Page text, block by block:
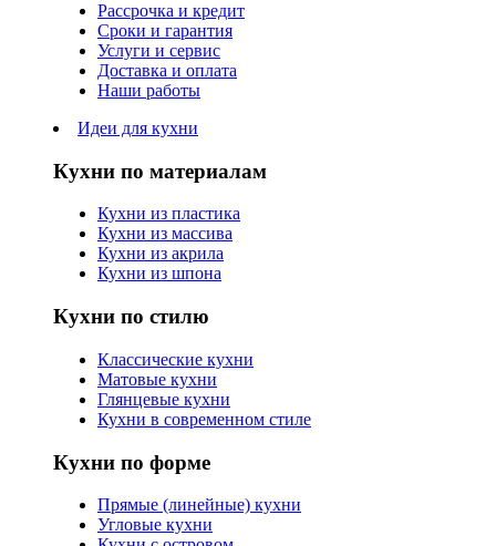
Рассрочка и кредит
Сроки и гарантия
Услуги и сервис
Доставка и оплата
Наши работы
Идеи для кухни
Кухни по материалам
Кухни из пластика
Кухни из массива
Кухни из акрила
Кухни из шпона
Кухни по стилю
Классические кухни
Матовые кухни
Глянцевые кухни
Кухни в современном стиле
Кухни по форме
Прямые (линейные) кухни
Угловые кухни